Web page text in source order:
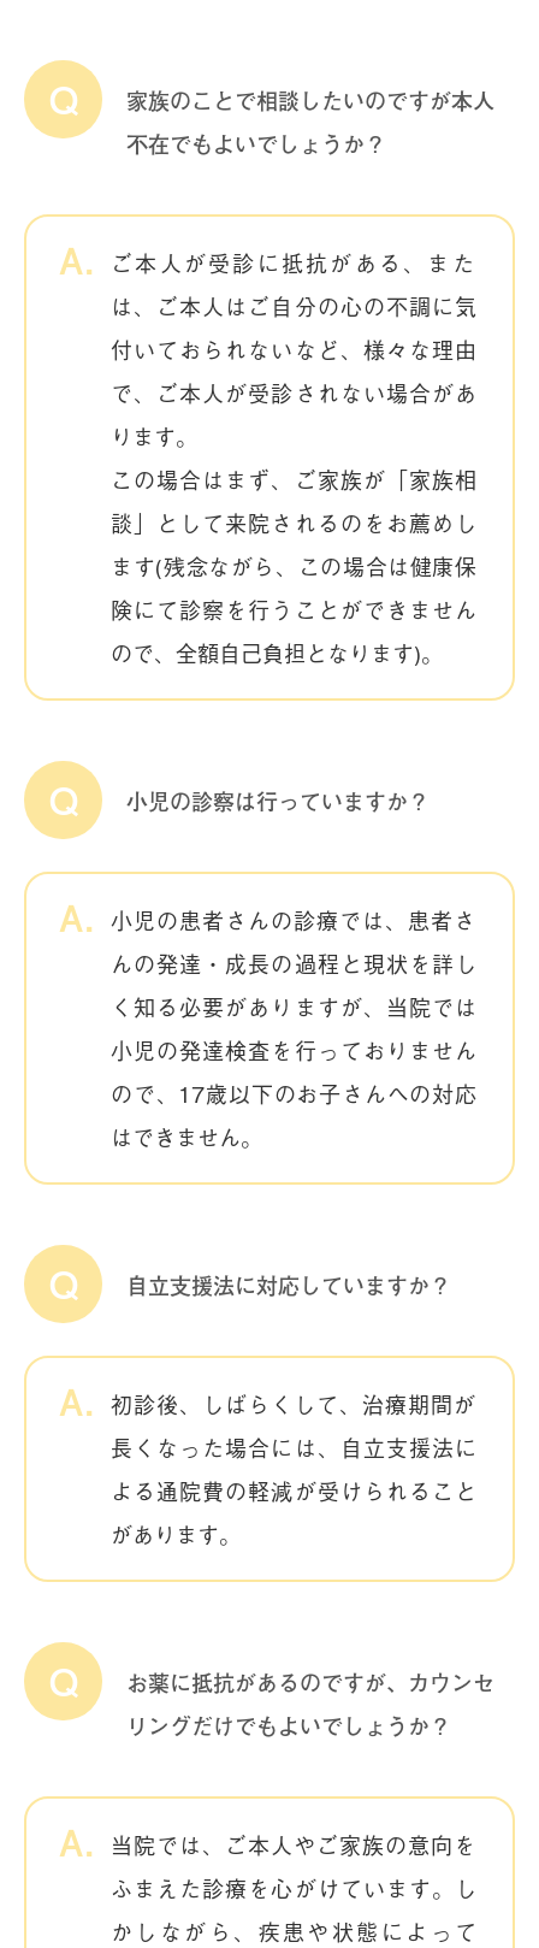
家族のことで相談したいのですが本人
不在でもよいでしょうか？
ご本人が受診に抵抗がある、また
は、ご本人はご自分の心の不調に気
付いておられないなど、様々な理由
で、ご本人が受診されない場合があ
ります。
この場合はまず、ご家族が「家族相
談」として来院されるのをお薦めし
ます(残念ながら、この場合は健康保
険にて診察を行うことができません
ので、全額自己負担となります)。
小児の診察は行っていますか？
小児の患者さんの診療では、患者さ
んの発達・成長の過程と現状を詳し
く知る必要がありますが、当院では
小児の発達検査を行っておりません
ので、17歳以下のお子さんへの対応
はできません。
自立支援法に対応していますか？
初診後、しばらくして、治療期間が
長くなった場合には、自立支援法に
よる通院費の軽減が受けられること
があります。
お薬に抵抗があるのですが、カウンセ
リングだけでもよいでしょうか？
当院では、ご本人やご家族の意向を
ふまえた診療を心がけています。し
かしながら、疾患や状態によって